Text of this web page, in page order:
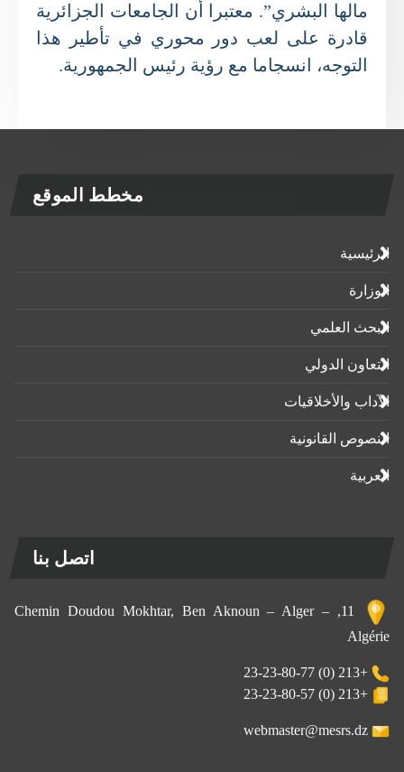
مالها البشري”. معتبرا أن الجامعات الجزائرية
قادرة على لعب دور محوري في تأطير هذا
التوجه، انسجاما مع رؤية رئيس الجمهورية.
مخطط الموقع
الرئيسية
الوزارة
البحث العلمي
التعاون الدولي
الآداب واﻷخلاقيات
النصوص القانونية
العربية
اتصل بنا
11, Chemin Doudou Mokhtar, Ben Aknoun – Alger –
Algérie
+213 (0) 23-23-80-77
+213 (0) 23-23-80-57
webmaster@mesrs.dz